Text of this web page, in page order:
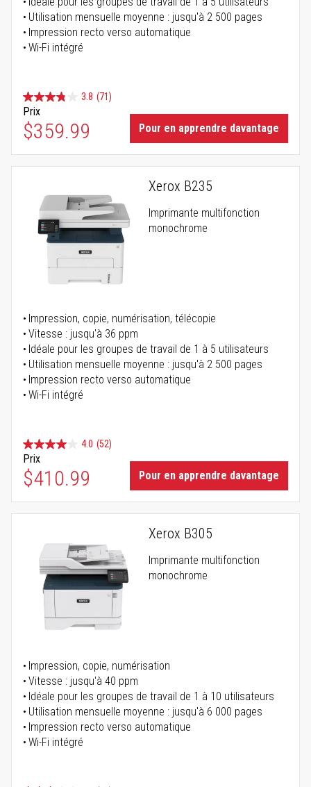
Utilisation mensuelle moyenne : jusqu'à 2 500 pages
Impression recto verso automatique
Wi-Fi intégré
3.8 (71)
Prix
$359.99 Pour en apprendre davantage
Xerox B235
Imprimante multifonction
monochrome
Impression, copie, numérisation, télécopie
Vitesse : jusqu'à 36 ppm
Idéale pour les groupes de travail de 1 à 5 utilisateurs
Utilisation mensuelle moyenne : jusqu'à 2 500 pages
Impression recto verso automatique
Wi-Fi intégré
4.0 (52)
Prix
$410.99 Pour en apprendre davantage
Xerox B305
Imprimante multifonction
monochrome
Impression, copie, numérisation
Vitesse : jusqu'à 40 ppm
Idéale pour les groupes de travail de 1 à 10 utilisateurs
Utilisation mensuelle moyenne : jusqu'à 6 000 pages
Impression recto verso automatique
Wi-Fi intégré